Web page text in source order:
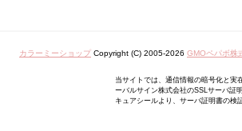
カラーミーショップ Copyright (C) 2005-2026 GMOペパボ株
当サイトでは、通信情報の暗号化と実
ーバルサイン株式会社のSSLサーバ証
キュアシールより、サーバ証明書の検